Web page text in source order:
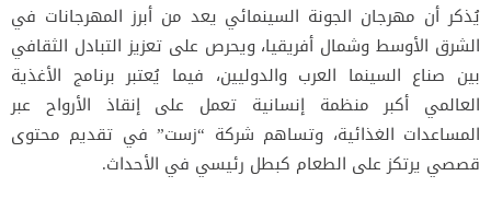
يُذكر أن مهرجان الجونة السينمائي يعد من أبرز المهرجانات في
الشرق الأوسط وشمال أفريقيا، ويحرص على تعزيز التبادل الثقافي
بين صناع السينما العرب والدوليين، فيما يُعتبر برنامج الأغذية
العالمي أكبر منظمة إنسانية تعمل على إنقاذ الأرواح عبر
المساعدات الغذائية، وتساهم شركة “زست” في تقديم محتوى
قصصي يرتكز على الطعام كبطل رئيسي في الأحداث.